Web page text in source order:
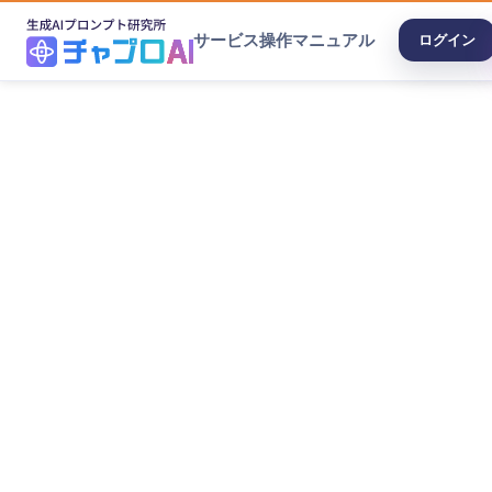
サービス操作マニュアル ログイン